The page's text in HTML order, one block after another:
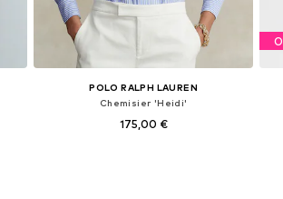
POLO RALPH LAUREN
Chemisier 'Heidi'
175,00 €